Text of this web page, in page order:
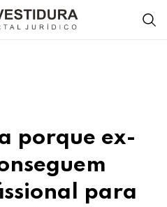
porque ex-
para